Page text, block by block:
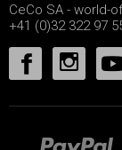
CeCo SA - world-
+41 (0)32 322 97